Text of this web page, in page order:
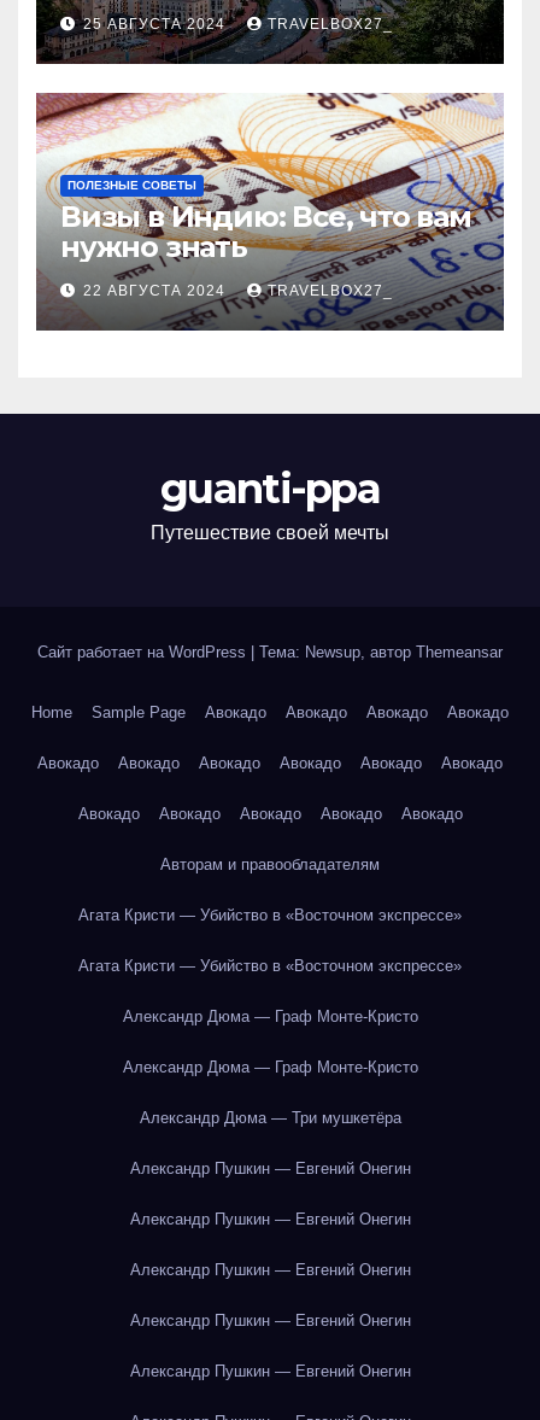
Черноморского курорта
25 АВГУСТА 2024 TRAVELBOX27_
ПОЛЕЗНЫЕ СОВЕТЫ
Визы в Индию: Все, что вам
нужно знать
22 АВГУСТА 2024 TRAVELBOX27_
guanti-ppa
Путешествие своей мечты
Сайт работает на WordPress Тема: Newsup, автор Themeansar
Home Sample Page Авокадо Авокадо Авокадо Авокадо
Авокадо Авокадо Авокадо Авокадо Авокадо Авокадо
Авокадо Авокадо Авокадо Авокадо Авокадо
Авторам и правообладателям
Агата Кристи — Убийство в «Восточном экспрессе»
Агата Кристи — Убийство в «Восточном экспрессе»
Александр Дюма — Граф Монте-Кристо
Александр Дюма — Граф Монте-Кристо
Александр Дюма — Три мушкетёра
Александр Пушкин — Евгений Онегин
Александр Пушкин — Евгений Онегин
Александр Пушкин — Евгений Онегин
Александр Пушкин — Евгений Онегин
Александр Пушкин — Евгений Онегин